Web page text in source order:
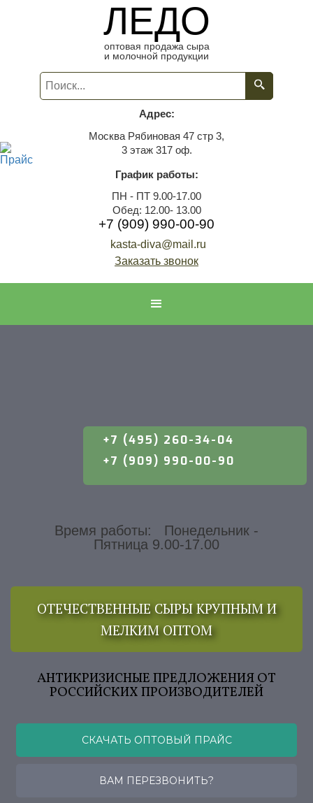
ЛЕДО
оптовая продажа сыра
и молочной продукции
Адрес:
Москва Рябиновая 47 стр 3,
3 этаж 317 оф.
График работы:
ПН - ПТ 9.00-17.00
Обед: 12.00- 13.00
+7 (909) 990-00-90
kasta-diva@mail.ru
Заказать звонок
+7 (495) 260-34-04
+7 (909) 990-00-90
Время работы: Понедельник -
Пятница 9.00-17.00
ОТЕЧЕСТВЕННЫЕ СЫРЫ КРУПНЫМ И
МЕЛКИМ ОПТОМ
АНТИКРИЗИСНЫЕ ПРЕДЛОЖЕНИЯ ОТ
РОССИЙСКИХ ПРОИЗВОДИТЕЛЕЙ
СКАЧАТЬ ОПТОВЫЙ ПРАЙС
ВАМ ПЕРЕЗВОНИТЬ?